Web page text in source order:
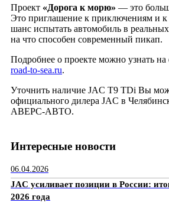
Проект «Дорога к морю» — это
Это приглашение к приключениям и
шанс испытать автомобиль в
на что способен современный пикап.
Подробнее о проекте можно узнать
road-to-sea.ru.
Уточнить наличие JAC T9 TDi Вы
официального дилера JAC в
АВЕРС-АВТО.
Интересные новости
06.04.2026
JAC усиливает позиции в России:
2026 года